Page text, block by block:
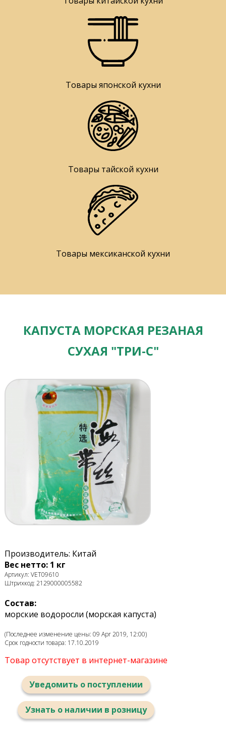
Товары японской кухни
Товары тайской кухни
Товары мексиканской кухни
КАПУСТА МОРСКАЯ РЕЗАНАЯ
СУХАЯ "ТРИ-С"
Производитель: Китай
Вес нетто: 1 кг
Артикул: VET09610
Штрихкод: 2129000005582
Состав:
морские водоросли (морская капуста)
(Последнее изменение цены: 09 Apr 2019, 12:00)
Срок годности товара: 17.10.2019
Товар отсутствует в интернет-магазине
Уведомить о поступлении
Узнать о наличии в розницу